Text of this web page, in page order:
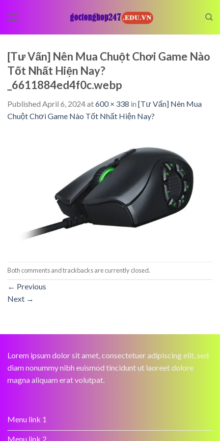
[Tư Vấn] Nên Mua Chuột Chơi Game Nào
Tốt Nhất Hiện Nay?
_6611884ed4f0c.webp
Published April 6, 2024at600 × 338 in [Tư Vấn] Nên Mua
Chuột Chơi Game Nào Tốt Nhất Hiện Nay?
Both comments and trackbacks are currently closed.
← Previous
Next →
Lorem ipsum dolor sit amet, consectetuer adipiscing elit, sed
diam nonummy nibh euismod tincidunt ut laoreet dolore
magna aliquam erat volutpat.
Menu link 1
Menu link 2